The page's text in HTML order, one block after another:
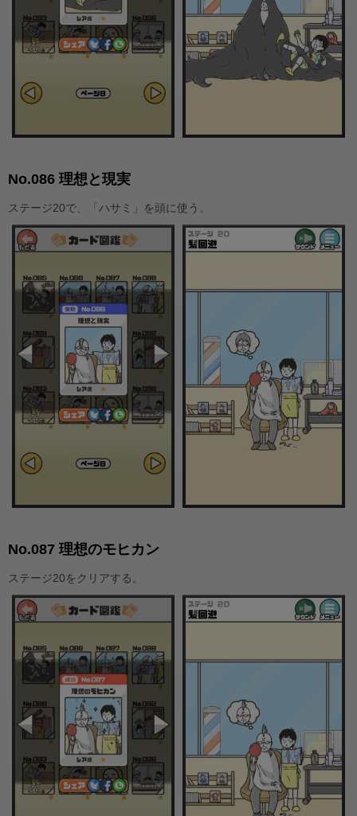
No.086 理想と現実
ステージ20で、「ハサミ」を頭に使う。
No.087 理想のモヒカン
ステージ20をクリアする。